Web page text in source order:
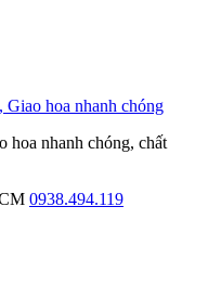
hoa nhanh chóng, chất
0938.494.119